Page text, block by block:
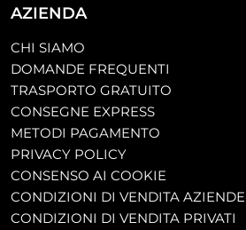
AZIENDA
CHI SIAMO
DOMANDE FREQUENTI
TRASPORTO GRATUITO
CONSEGNE EXPRESS
METODI PAGAMENTO
PRIVACY POLICY
CONSENSO AI COOKIE
CONDIZIONI DI VENDITA AZIENDE
CONDIZIONI DI VENDITA PRIVATI